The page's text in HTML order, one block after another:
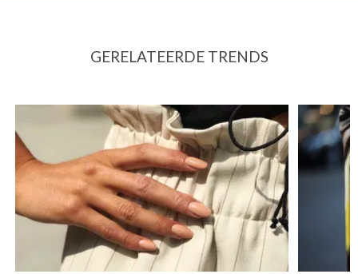
GERELATEERDE TRENDS